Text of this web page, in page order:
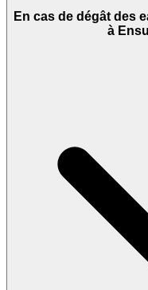
En cas de dégât des
à